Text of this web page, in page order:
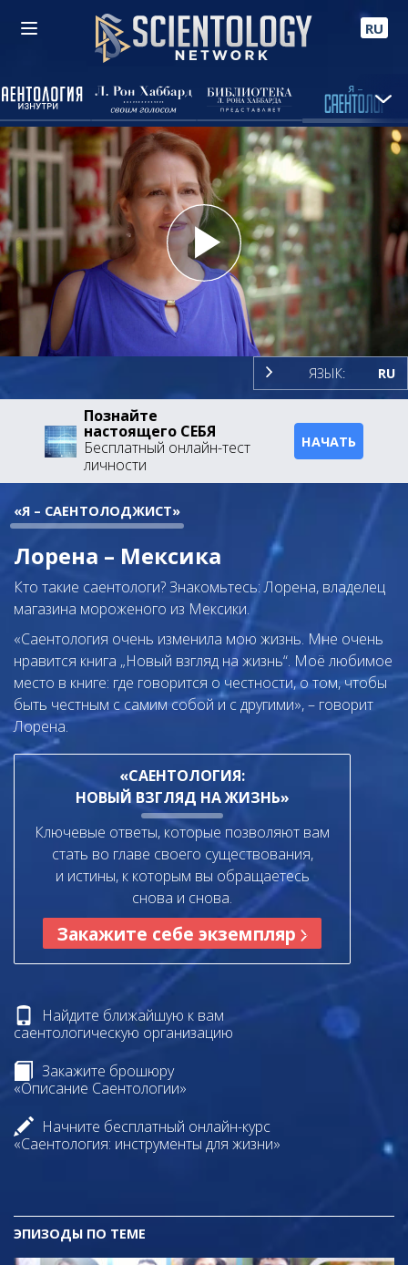
RU
Play
Video
ЯЗЫК: RU
Познайте
настоящего СЕБЯ
Бесплатный онлайн-тест
личности
НАЧАТЬ
«Я – САЕНТОЛОДЖИСТ»
Лорена – Мексика
Кто такие саентологи? Знакомьтесь: Лорена, владелец
магазина мороженого из Мексики.
«Саентология очень изменила мою жизнь. Мне очень
нравится книга „Новый взгляд на жизнь“. Моё любимое
место в книге: где говорится о честности, о том, чтобы
быть честным с самим собой и с другими», – говорит
Лорена.
«САЕНТОЛОГИЯ:
НОВЫЙ ВЗГЛЯД НА ЖИЗНЬ»
Ключевые ответы, которые позволяют вам
стать во главе своего существования,
и истины, к которым вы обращаетесь
снова и снова.
Закажите себе экземпляр
Найдите ближайшую к вам
саентологическую организацию
Закажите брошюру
«Описание Саентологии»
Начните бесплатный онлайн-курс
«Саентология: инструменты для жизни»
ЭПИЗОДЫ ПО ТЕМЕ